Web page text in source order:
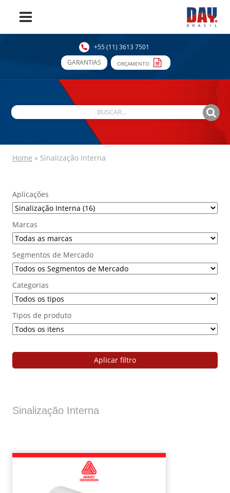
+55 (11) 3613 7501
GARANTIAS
ORÇAMENTO
Home » Sinalização Interna
Aplicações
Marcas
Segmentos de Mercado
Categorias
Tipos de produto
Aplicar filtro
Sinalização Interna